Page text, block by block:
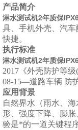
产品简介
淋水测试机2年质保
具、手机外壳、汽
快捷。
执行标准
淋水测试机2年质保
2017 《外壳防护等
08-15—道路车辆 防
应用背景
自然界水（雨水、
形、强度下降、膨
验是*的一道关键程